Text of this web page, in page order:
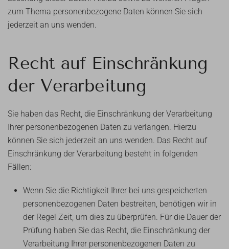
zum Thema personenbezogene Daten können Sie sich
jederzeit an uns wenden.
Recht auf Einschränkung
der Verarbeitung
Sie haben das Recht, die Einschränkung der Verarbeitung
Ihrer personenbezogenen Daten zu verlangen. Hierzu
können Sie sich jederzeit an uns wenden. Das Recht auf
Einschränkung der Verarbeitung besteht in folgenden
Fällen:
Wenn Sie die Richtigkeit Ihrer bei uns gespeicherten
personenbezogenen Daten bestreiten, benötigen wir in
der Regel Zeit, um dies zu überprüfen. Für die Dauer der
Prüfung haben Sie das Recht, die Einschränkung der
Verarbeitung Ihrer personenbezogenen Daten zu